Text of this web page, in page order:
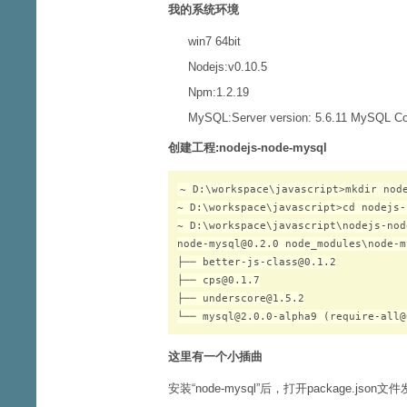
我的系统环境
win7 64bit
Nodejs:v0.10.5
Npm:1.2.19
MySQL:Server version: 5.6.11 MySQL
创建工程:nodejs-node-mysql
~ D:\workspace\javascript>mkdir
~ D:\workspace\javascript>cd nodejs-
~ D:\workspace\javascript\nodejs-
node-mysql@0.2.0 node_modules\node-
├── better-js-class@0.1.2
├── cps@0.1.7
├── underscore@1.5.2
这里有一个小插曲
安装“node-mysql”后，打开package.json文